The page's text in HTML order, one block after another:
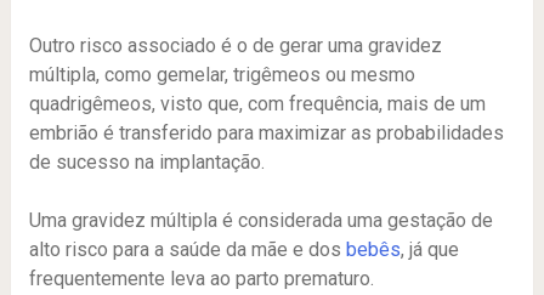
Outro risco associado é o de gerar uma gravidez
múltipla, como gemelar, trigêmeos ou mesmo
quadrigêmeos, visto que, com frequência, mais de um
embrião é transferido para maximizar as probabilidades
de sucesso na implantação.
Uma gravidez múltipla é considerada uma gestação de
alto risco para a saúde da mãe e dos bebês, já que
frequentemente leva ao parto prematuro.